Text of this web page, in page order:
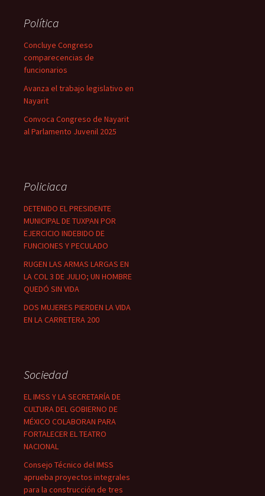
Política
Concluye Congreso
comparecencias de
funcionarios
Avanza el trabajo legislativo en
Nayarit
Convoca Congreso de Nayarit
al Parlamento Juvenil 2025
Policiaca
DETENIDO EL PRESIDENTE
MUNICIPAL DE TUXPAN POR
EJERCICIO INDEBIDO DE
FUNCIONES Y PECULADO
RUGEN LAS ARMAS LARGAS EN
LA COL 3 DE JULIO; UN HOMBRE
QUEDÓ SIN VIDA
DOS MUJERES PIERDEN LA VIDA
EN LA CARRETERA 200
Sociedad
EL IMSS Y LA SECRETARÍA DE
CULTURA DEL GOBIERNO DE
MÉXICO COLABORAN PARA
FORTALECER EL TEATRO
NACIONAL
Consejo Técnico del IMSS
aprueba proyectos integrales
para la construcción de tres